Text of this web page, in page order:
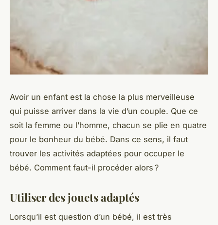
Avoir un enfant est la chose la plus merveilleuse
qui puisse arriver dans la vie d’un couple. Que ce
soit la femme ou l’homme, chacun se plie en quatre
pour le bonheur du bébé. Dans ce sens, il faut
trouver les activités adaptées pour occuper le
bébé. Comment faut-il procéder alors ?
Utiliser des jouets adaptés
Lorsqu’il est question d’un bébé, il est très